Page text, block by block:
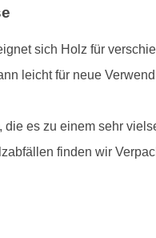
sich Holz für
leicht für neue
es zu einem sehr
finden wir